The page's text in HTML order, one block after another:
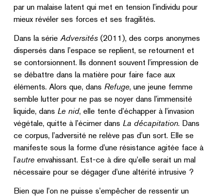
par un malaise latent qui met en tension l’individu pour
mieux révéler ses forces et ses fragilités.
Dans la série Adversités (2011), des corps anonymes
dispersés dans l’espace se replient, se retournent et
se contorsionnent. Ils donnent souvent l’impression de
se débattre dans la matière pour faire face aux
éléments. Alors que, dans Refuge, une jeune femme
semble lutter pour ne pas se noyer dans l’immensité
liquide, dans Le nid, elle tente d’échapper à l’invasion
végétale, quitte à l’écimer dans La décapitation. Dans
ce corpus, l’adversité ne relève pas d’un sort. Elle se
manifeste sous la forme d’une résistance agitée face à
l’autre envahissant. Est-ce à dire qu’elle serait un mal
nécessaire pour se dégager d’une altérité intrusive ?
Bien que l’on ne puisse s’empêcher de ressentir un